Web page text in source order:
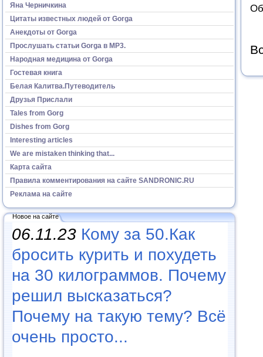
Яна Черничкина
Цитаты известных людей от Gorga
Анекдоты от Gorga
Прослушать статьи Gorga в МР3.
Народная медицина от Gorga
Гостевая книга
Белая Калитва.Путеводитель
Друзья Прислали
Tales from Gorg
Dishes from Gorg
Interesting articles
We are mistaken thinking that...
Карта сайта
Правила комментирования на сайте SANDRONIC.RU
Реклама на сайте
Новое на сайте
06.11.23 Кому за 50.Как
бросить курить и похудеть
на 30 килограммов. Почему
решил высказаться?
Почему на такую тему? Всё
очень просто...